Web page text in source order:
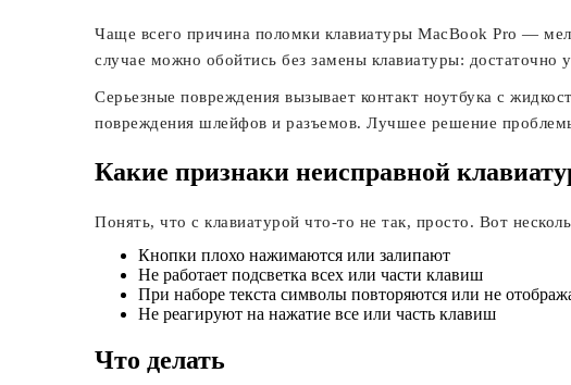
Чаще всего причина поломки клавиатуры MacBook Pro —
случае можно обойтись без замены клавиатуры:
Серьезные повреждения вызывает контакт ноутбука с
повреждения шлейфов и разъемов. Лучшее решение
Какие признаки неисправной
Понять, что с клавиатурой что-то не так, просто. Вот
Кнопки плохо нажимаются или залипают
Не работает подсветка всех или части клавиш
При наборе текста символы повторяются или не
Не реагируют на нажатие все или часть клавиш
Что делать